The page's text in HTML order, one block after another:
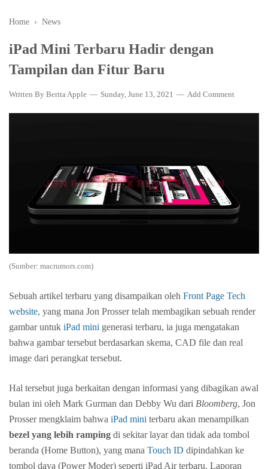
Home › News
iPad Mini Terbaru Hadir dengan
Tampilan dan Fitur Baru
Written By Berita Apple Sunday, June 13, 2021 Add Comment
(Sumber: macrumors.com)
Sebuah artikel terbaru yang disampaikan oleh Front Page Tech
website, yang mana Jon Prosser telah membagikan sebuah render
gambar untuk iPad mini generasi terbaru, ia juga mengatakan
bahwa gambar tersebut berdasarkan skema, CAD file dan real
image dari perangkat tersebut.
Hal tersebut juga berkaitan dengan informasi yang dibagikan awal
bulan ini oleh Mark Gurman dan Debby Wu dari Bloomberg, Jon
Prosser mengklaim bahwa iPad mini terbaru akan menampilkan
bezel yang lebih ramping di sekitar layar dan tidak ada tombol
beranda (Home Button), yang mana Touch ID dipindahkan ke
tombol daya (Power Moder) seperti iPad Air terbaru. Laporan